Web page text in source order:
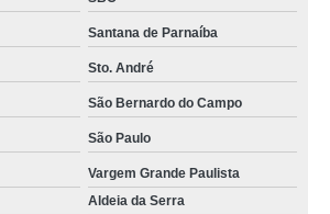
tratamento de pé diabético Taboão da Serra
tratamento de feridas Santana
para tratamento de diabéticos Capão Bonito
alto fluxo e baixo fluxo Limão
de pé diabético agendar Cruz do
Santana de Parnaíba
Sto. André
São Bernardo do Campo
São Paulo
Vargem Grande Paulista
Aldeia da Serra